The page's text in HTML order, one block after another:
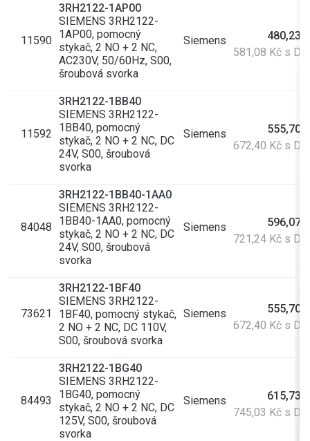
11590
3RH2122-1AP00
SIEMENS 3RH2122-
1AP00, pomocný
stykač, 2 NO + 2 NC,
AC230V, 50/60Hz, S00,
šroubová svorka
Siemens
480,23
581,08 Kč s
11592
3RH2122-1BB40
SIEMENS 3RH2122-
1BB40, pomocný
stykač, 2 NO + 2 NC, DC
24V, S00, šroubová
svorka
Siemens
555,70
672,40 Kč s
84048
3RH2122-1BB40-1AA0
SIEMENS 3RH2122-
1BB40-1AA0, pomocný
stykač, 2 NO + 2 NC, DC
24V, S00, šroubová
svorka
Siemens
596,07
721,24 Kč s
73621
3RH2122-1BF40
SIEMENS 3RH2122-
1BF40, pomocný stykač,
2 NO + 2 NC, DC 110V,
S00, šroubová svorka
Siemens
555,70
672,40 Kč s
84493
3RH2122-1BG40
SIEMENS 3RH2122-
1BG40, pomocný
stykač, 2 NO + 2 NC, DC
125V, S00, šroubová
svorka
Siemens
615,73
745,03 Kč s